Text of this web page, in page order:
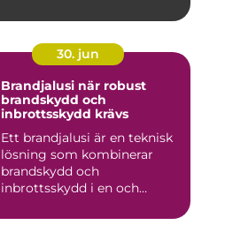
30. jun
Brandjalusi när robust
brandskydd och
inbrottsskydd krävs
Ett brandjalusi är en teknisk
lösning som kombinerar
brandskydd och
inbrottsskydd i en och